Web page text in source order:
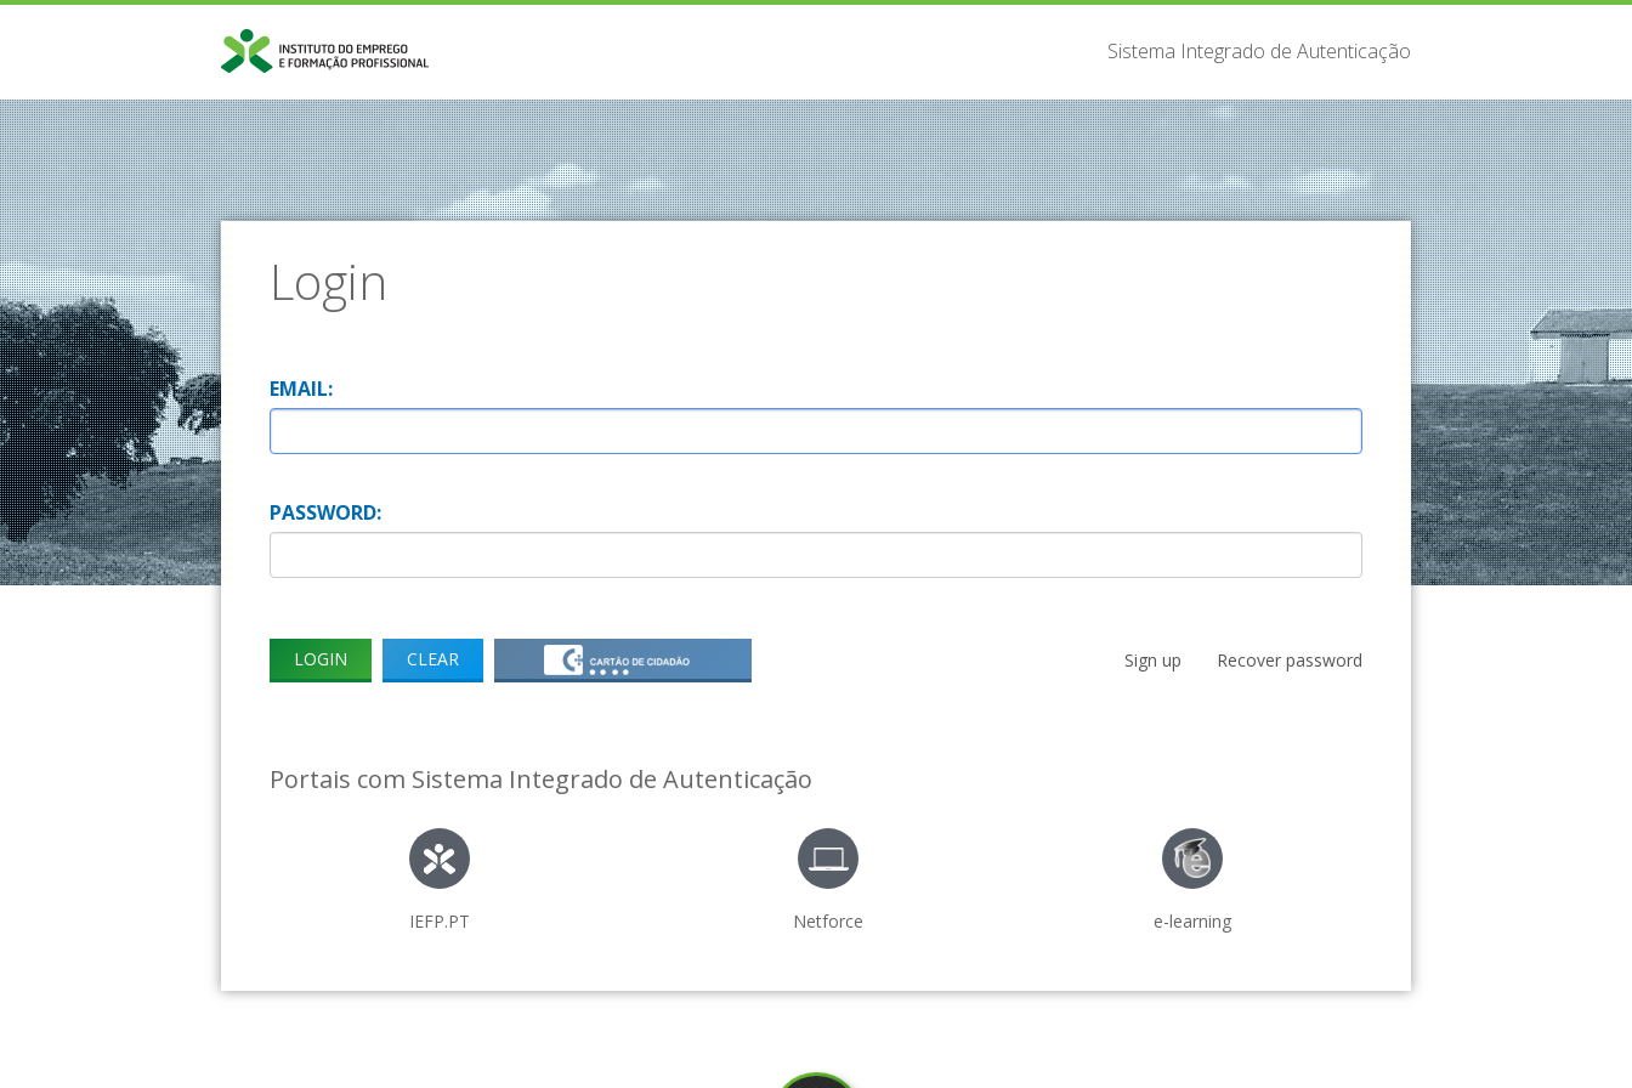
Sistema Integrado de Autenticação
Login
EMAIL:
PASSWORD:
Sign up Recover password
Portais com Sistema Integrado de Autenticação
IEFP.PT Netforce e-learning